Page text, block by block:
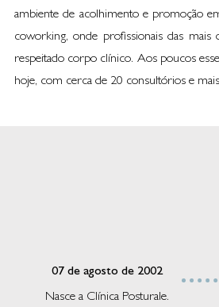
ambiente de acolhimento e promoção
coworking, onde profissionais das mais
respeitado corpo clínico. Aos poucos
hoje, com cerca de 20 consultórios e
07 de agosto de 2002
Nasce a Clínica Posturale.